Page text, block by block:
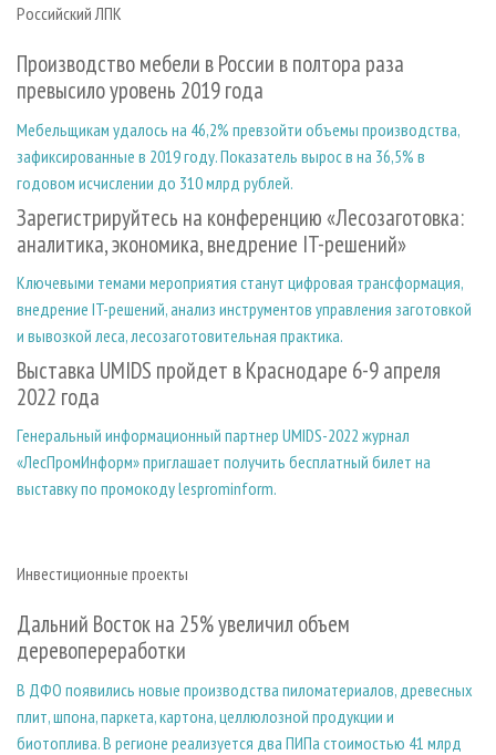
Российский ЛПК
Производство мебели в России в полтора раза
превысило уровень 2019 года
Мебельщикам удалось на 46,2% превзойти объемы производства,
зафиксированные в 2019 году. Показатель вырос в на 36,5% в
годовом исчислении до 310 млрд рублей.
Зарегистрируйтесь на конференцию «Лесозаготовка:
аналитика, экономика, внедрение IT-решений»
Ключевыми темами мероприятия станут цифровая трансформация,
внедрение IT-решений, анализ инструментов управления заготовкой
и вывозкой леса, лесозаготовительная практика.
Выставка UMIDS пройдет в Краснодаре 6-9 апреля
2022 года
Генеральный информационный партнер UMIDS-2022 журнал
«ЛесПромИнформ» приглашает получить бесплатный билет на
выставку по промокоду lesprominform.
Инвестиционные проекты
Дальний Восток на 25% увеличил объем
деревопереработки
В ДФО появились новые производства пиломатериалов, древесных
плит, шпона, паркета, картона, целлюлозной продукции и
биотоплива. В регионе реализуется два ПИПа стоимостью 41 млрд